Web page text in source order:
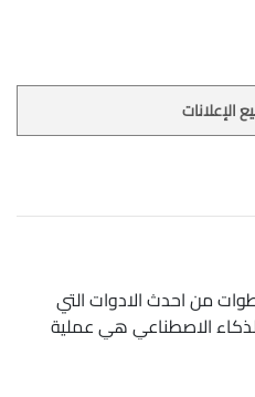
الإعلانات
من احدث الادوات التي
الاصطناعي هي عملية
ستتعرف على كيفية